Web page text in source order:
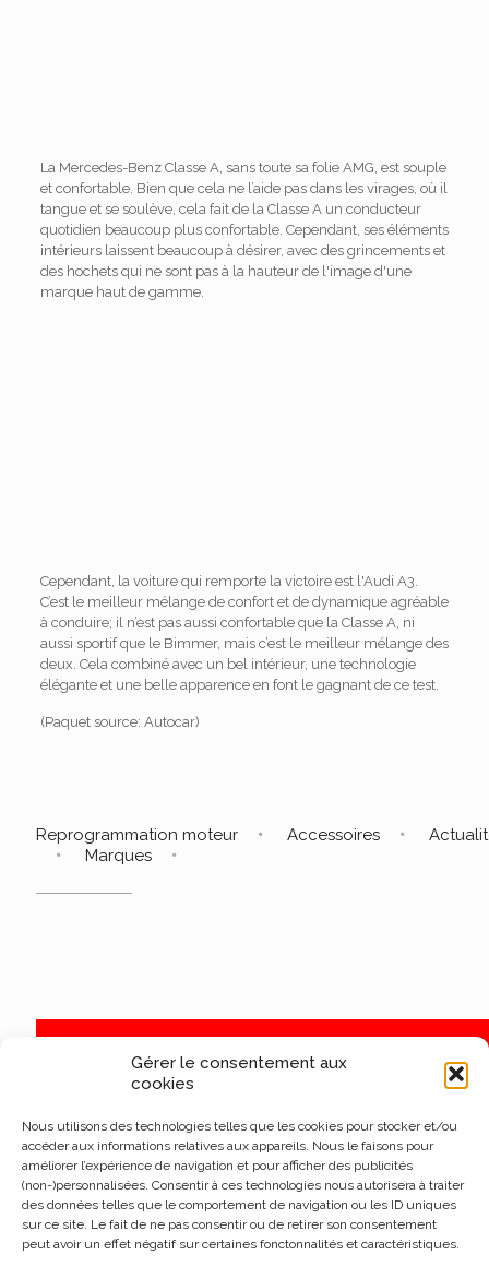
Gérer le consentement aux
cookies
Nous utilisons des technologies telles que les cookies pour stocker et/ou
accéder aux informations relatives aux appareils. Nous le faisons pour
améliorer l’expérience de navigation et pour afficher des publicités
(non-)personnalisées. Consentir à ces technologies nous autorisera à traiter
des données telles que le comportement de navigation ou les ID uniques
sur ce site. Le fait de ne pas consentir ou de retirer son consentement
peut avoir un effet négatif sur certaines fonctonnalités et caractéristiques.
La Mercedes-Benz Classe A, sans toute sa folie AMG, est souple
et confortable. Bien que cela ne l’aide pas dans les virages, où il
tangue et se soulève, cela fait de la Classe A un conducteur
quotidien beaucoup plus confortable. Cependant, ses éléments
intérieurs laissent beaucoup à désirer, avec des grincements et
des hochets qui ne sont pas à la hauteur de l'image d'une
marque haut de gamme.
Cependant, la voiture qui remporte la victoire est l'Audi A3.
C’est le meilleur mélange de confort et de dynamique agréable
à conduire; il n’est pas aussi confortable que la Classe A, ni
aussi sportif que le Bimmer, mais c’est le meilleur mélange des
deux. Cela combiné avec un bel intérieur, une technologie
élégante et une belle apparence en font le gagnant de ce test.
(Paquet source: Autocar)
Reprogrammation moteur Accessoires
Marques